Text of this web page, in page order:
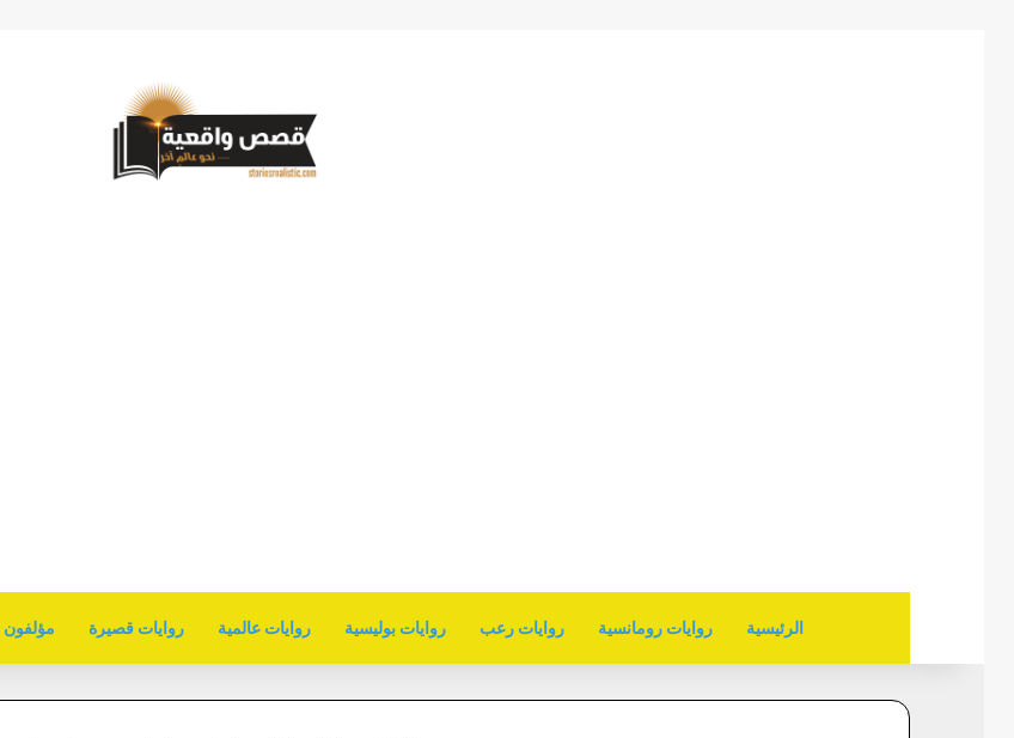
الرئيسية روايات رومانسية روايات رعب روايات بوليسية روايات عالمية روايات قصيرة